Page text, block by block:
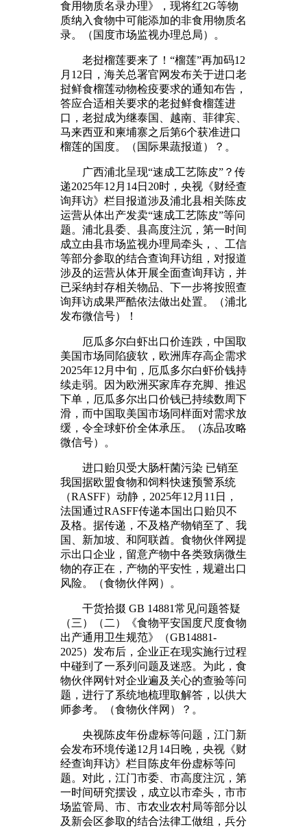
食用物质名录办理》，现将红2G等物
质纳入食物中可能添加的非食用物质名
录。（国度市场监视办理总局）。
老挝榴莲要来了！“榴莲”再加码12
月12日，海关总署官网发布关于进口老
挝鲜食榴莲动物检疫要求的通知布告，
答应合适相关要求的老挝鲜食榴莲进
口，老挝成为继泰国、越南、菲律宾、
马来西亚和柬埔寨之后第6个获准进口
榴莲的国度。（国际果蔬报道）？。
广西浦北呈现“速成工艺陈皮”？传
递2025年12月14日20时，央视《财经查
询拜访》栏目报道涉及浦北县相关陈皮
运营从体出产发卖“速成工艺陈皮”等问
题。浦北县委、县高度注沉，第一时间
成立由县市场监视办理局牵头，、工信
等部分参取的结合查询拜访组，对报道
涉及的运营从体开展全面查询拜访，并
已采纳封存相关物品、下一步将按照查
询拜访成果严酷依法做出处置。（浦北
发布微信号）！
厄瓜多尔白虾出口价连跌，中国取
美国市场同陷疲软，欧洲库存高企需求
2025年12月中旬，厄瓜多尔白虾价钱持
续走弱。因为欧洲买家库存充脚、推迟
下单，厄瓜多尔出口价钱已持续数周下
滑，而中国取美国市场同样面对需求放
缓，令全球虾价全体承压。（冻品攻略
微信号）。
进口贻贝受大肠杆菌污染 已销至
我国据欧盟食物和饲料快速预警系统
（RASFF）动静，2025年12月11日，
法国通过RASFF传递本国出口贻贝不
及格。据传递，不及格产物销至了、我
国、新加坡、和阿联酋。食物伙伴网提
示出口企业，留意产物中各类致病微生
物的存正在，产物的平安性，规避出口
风险。（食物伙伴网）。
干货拾掇 GB 14881常见问题答疑
（三）（二）《食物平安国度尺度食物
出产通用卫生规范》（GB14881-
2025）发布后，企业正在现实施行过程
中碰到了一系列问题及迷惑。为此，食
物伙伴网针对企业遍及关心的查验等问
题，进行了系统地梳理取解答，以供大
师参考。（食物伙伴网）？。
央视陈皮年份虚标等问题，江门新
会发布环境传递12月14日晚，央视《财
经查询拜访》栏目陈皮年份虚标等问
题。对此，江门市委、市高度注沉，第
一时间研究摆设，成立以市牵头，市市
场监管局、市、市农业农村局等部分以
及新会区参取的结合法律工做组，兵分